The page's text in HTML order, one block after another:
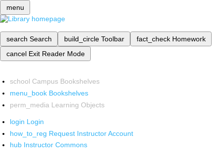
menu
search Search build_circle Toolbar fact_check Homework
cancel Exit Reader Mode
school Campus Bookshelves
menu_book Bookshelves
perm_media Learning Objects
login Login
how_to_reg Request Instructor Account
hub Instructor Commons